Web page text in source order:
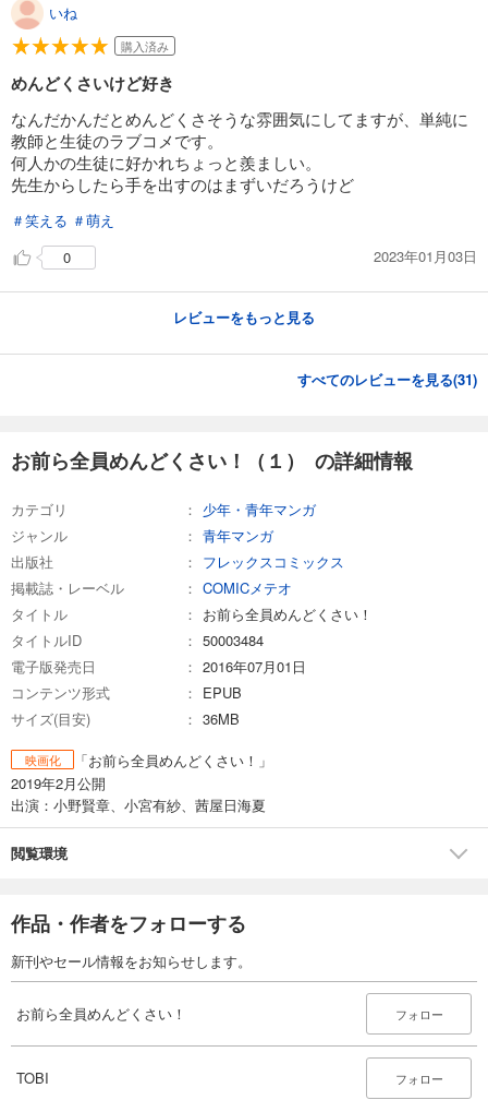
いね
購入済み
めんどくさいけど好き
なんだかんだとめんどくさそうな雰囲気にしてますが、単純に
教師と生徒のラブコメです。
何人かの生徒に好かれちょっと羨ましい。
先生からしたら手を出すのはまずいだろうけど
＃笑える ＃萌え
0
2023年01月03日
レビューをもっと見る
すべてのレビューを見る(31)
お前ら全員めんどくさい！（１） の詳細情報
カテゴリ
少年・青年マンガ
ジャンル
青年マンガ
出版社
フレックスコミックス
掲載誌・レーベル
COMICメテオ
タイトル
お前ら全員めんどくさい！
タイトルID
50003484
電子版発売日
2016年07月01日
コンテンツ形式
EPUB
サイズ(目安)
36MB
映画化
「お前ら全員めんどくさい！」
2019年2月公開
出演：小野賢章、小宮有紗、茜屋日海夏
閲覧環境
作品・作者をフォローする
新刊やセール情報をお知らせします。
お前ら全員めんどくさい！ フォロー
TOBI フォロー